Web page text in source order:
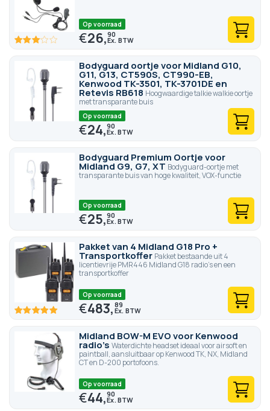
60 100
Op voorraad
€26,90
Bodyguard oortje voor Midland G10,
G11, G13, CT590S, CT990-EB,
Kenwood TK-3501, TK-3701DE en
Retevis RB618 Hoogwaardige talkie walkie oortje
met transparante buis
Op voorraad
€24,90
Bodyguard Premium Oortje voor
Midland G9, G7, XT Bodyguard-oortje met
transparante buis van hoge kwaliteit, VOX-functie
Op voorraad
€25,90
Pakket van 4 Midland G18 Pro +
Transportkoffer Pakket bestaande uit 4
licentievrije PMR446 Midland G18 radio's en een
transportkoffer
100 100
Op voorraad
€483,89
Midland BOW-M EVO voor Kenwood
radio's Waterdichte headset ideaal voor airsoft en
paintball, aansluitbaar op Kenwood TK, NX, Midland
CT en D-200 portofoons.
Op voorraad
€44,90